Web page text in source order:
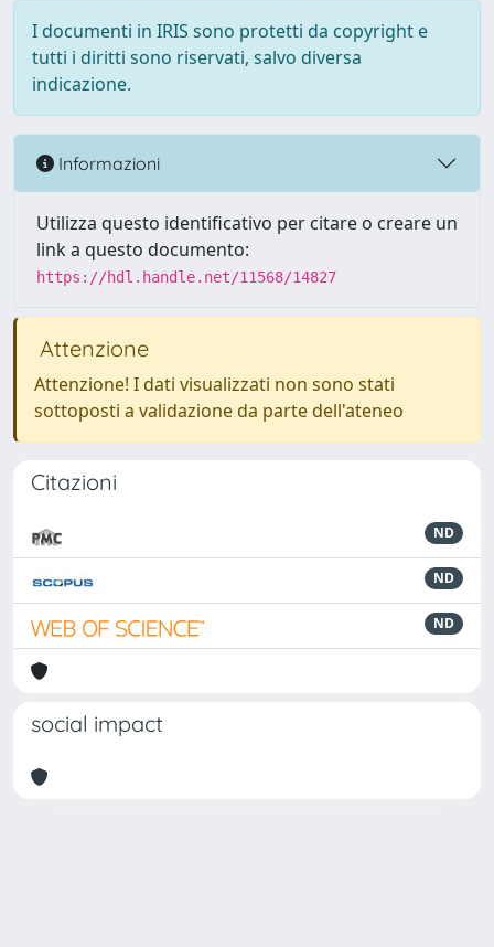
I documenti in IRIS sono protetti da copyright e
tutti i diritti sono riservati, salvo diversa
indicazione.
Informazioni
Utilizza questo identificativo per citare o creare un
link a questo documento:
https://hdl.handle.net/11568/14827
Attenzione
Attenzione! I dati visualizzati non sono stati
sottoposti a validazione da parte dell'ateneo
Citazioni
ND
ND
ND
social impact